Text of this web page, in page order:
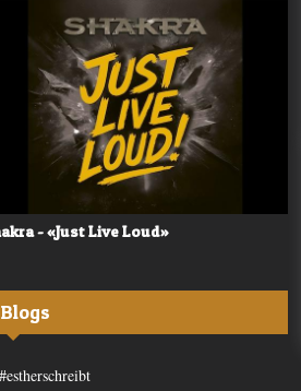
- «Just Live Loud»
Blogs
#estherschreibt